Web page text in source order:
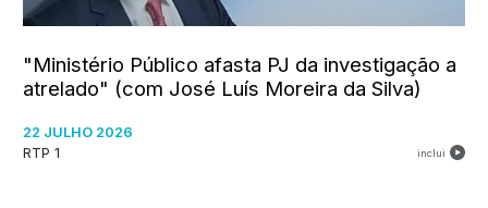
"Ministério Público afasta PJ da investigação a
atrelado" (com José Luís Moreira da Silva)
22 JULHO 2026
RTP 1
inclui